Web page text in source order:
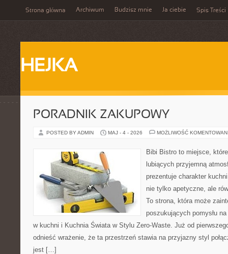
Strona główna Archiwum Budzisz mnie Ja ciebie Spis Treści
HEJKA
PORADNIK ZAKUPOWY
POSTED BY ADMIN MAJ - 4 - 2026 MOŻLIWOŚĆ
Bibi Bistro to miejsce,
lubiących przyjemną
prezentuje charakter
nie tylko apetyczne, ale
To strona, która może
poszukujących pomysłu
w kuchni i Kuchnia Świata w Stylu Zero-Waste. Już od
odnieść wrażenie, że ta przestrzeń stawia na przyjazny styl
jest […]